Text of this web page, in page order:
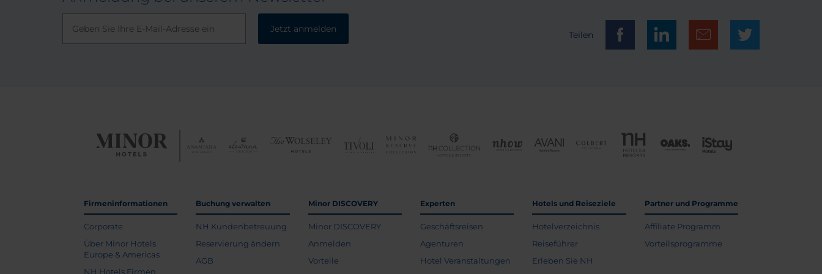
Jetzt anmelden
Teilen
Firmeninformationen
Corporate
Über Minor Hotels
Europe & Americas
NH Hotels Firmen
Buchung verwalten
NH Kundenbetreuung
Reservierung ändern
AGB
Minor DISCOVERY
Minor DISCOVERY
Anmelden
Vorteile
Experten
Geschäftsreisen
Agenturen
Hotel Veranstaltungen
Hotels und Reiseziele
Hotelverzeichnis
Reiseführer
Erleben Sie NH
Partner und Programme
Affiliate Programm
Vorteilsprogramme